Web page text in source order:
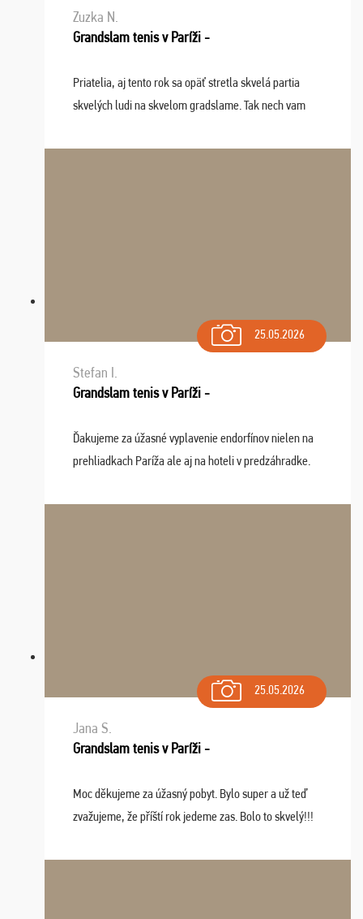
Zuzka N.
Grandslam tenis v Paríži -
Priatelia, aj tento rok sa opäť stretla skvelá partia
skvelých ludi na skvelom gradslame. Tak nech vam
sa na budúci rok. Prajem vam este veľa ta ...
25.05.2026
Stefan I.
Grandslam tenis v Paríži -
Ďakujeme za úžasné vyplavenie endorfínov nielen na
prehliadkach Paríža ale aj na hoteli v predzáhradke.
spomínať a zväžujeme repete budúci rok : ...
25.05.2026
Jana S.
Grandslam tenis v Paríži -
Moc děkujeme za úžasný pobyt. Bylo super a už teď
zvažujeme, že příští rok jedeme zas. Bolo to skvelý!!!